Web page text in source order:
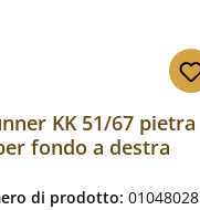
KK 51/67 pietra
fondo a destra
di prodotto:01048028